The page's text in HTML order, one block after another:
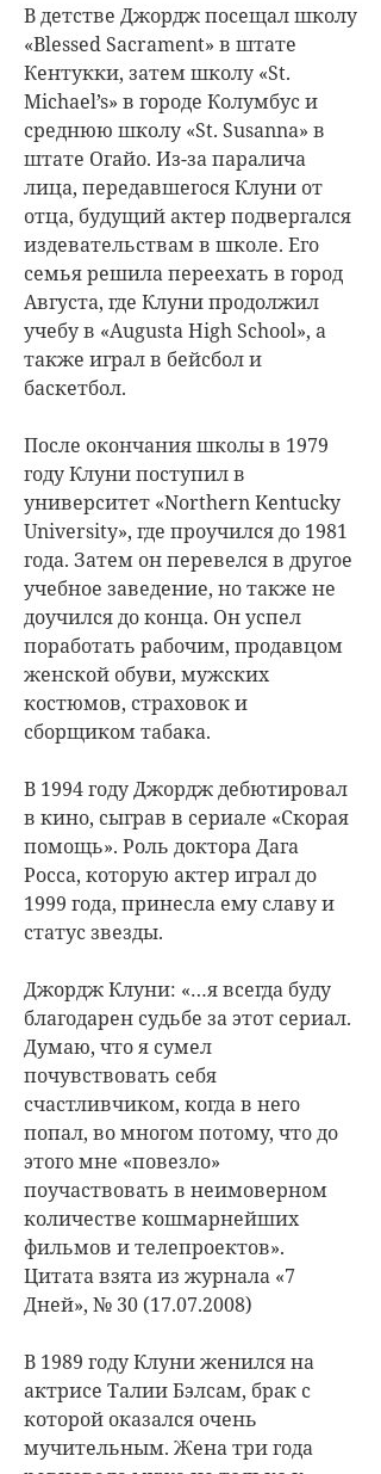
В детстве Джордж посещал школу
«Blessed Sacrament» в штате
Кентукки, затем школу «St.
Michael’s» в городе Колумбус и
среднюю школу «St. Susanna» в
штате Огайо. Из-за паралича
лица, передавшегося Клуни от
отца, будущий актер подвергался
издевательствам в школе. Его
семья решила переехать в город
Августа, где Клуни продолжил
учебу в «Augusta High School», а
также играл в бейсбол и
баскетбол.
После окончания школы в 1979
году Клуни поступил в
университет «Northern Kentucky
University», где проучился до 1981
года. Затем он перевелся в другое
учебное заведение, но также не
доучился до конца. Он успел
поработать рабочим, продавцом
женской обуви, мужских
костюмов, страховок и
сборщиком табака.
В 1994 году Джордж дебютировал
в кино, сыграв в сериале «Скорая
помощь». Роль доктора Дага
Росса, которую актер играл до
1999 года, принесла ему славу и
статус звезды.
Джордж Клуни: «…я всегда буду
благодарен судьбе за этот сериал.
Думаю, что я сумел
почувствовать себя
счастливчиком, когда в него
попал, во многом потому, что до
этого мне «повезло»
поучаствовать в неимоверном
количестве кошмарнейших
фильмов и телепроектов».
Цитата взята из журнала «7
Дней», № 30 (17.07.2008)
В 1989 году Клуни женился на
актрисе Талии Бэлсам, брак с
которой оказался очень
мучительным. Жена три года